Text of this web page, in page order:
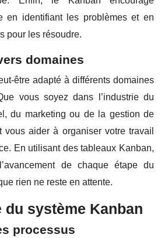
en identifiant les problèmes et en
pour les résoudre.
domaines
être adapté à différents domaines
vous soyez dans l’industrie du
du marketing ou de la gestion de
vous aider à organiser votre travail
En utilisant des tableaux Kanban,
de chaque étape du
rien ne reste en attente.
du système Kanban
processus